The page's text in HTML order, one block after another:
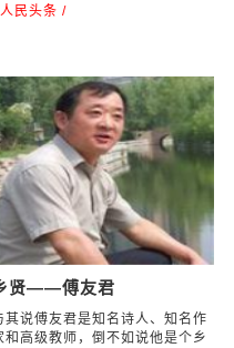
斯达克上市代码...
赛暨十周年庆...
满结业!助力乡...
银人寿重疾理赔及时高效
务热情周到
年11月26日，王某为其丈夫
农银人寿阜阳中心支公司投保万
生重大疾病保险，基本保险金额
元。王某来电话说其丈夫因
部不
民头条 /